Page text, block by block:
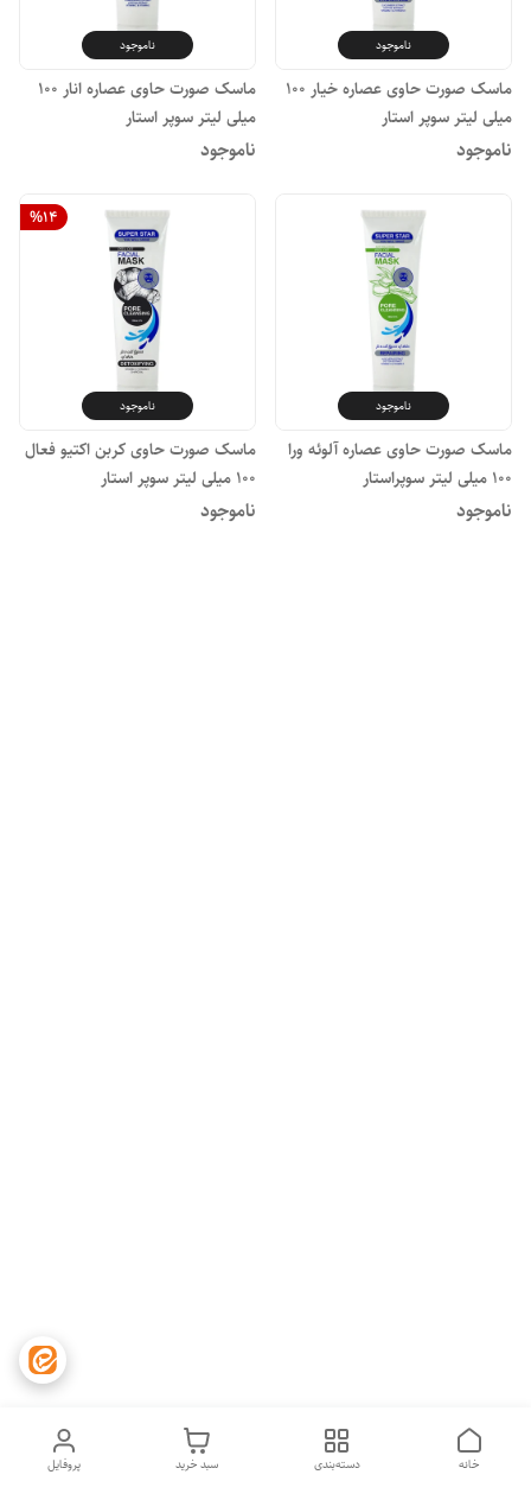
ناموجود
ماسک صورت حاوی عصاره خیار ۱۰۰
میلی لیتر سوپر استار
ناموجود
ناموجود
ماسک صورت حاوی عصاره انار ۱۰۰
میلی لیتر سوپر استار
ناموجود
ناموجود
ماسک صورت حاوی عصاره آلوئه ورا
۱۰۰ میلی لیتر سوپراستار
ناموجود
%14
ناموجود
ماسک صورت حاوی کربن اکتیو فعال
۱۰۰ میلی لیتر سوپر استار
ناموجود
پروفایل سبد خرید دسته‌بندی خانه